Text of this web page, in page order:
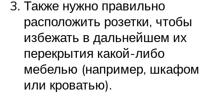
Также нужно правильно
расположить розетки, чтобы
избежать в дальнейшем их
перекрытия какой-либо
мебелью (например, шкафом
или кроватью).